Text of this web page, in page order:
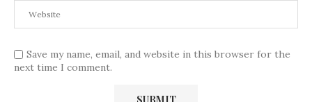
Save my name, email, and website in this browser for the
next time I comment.